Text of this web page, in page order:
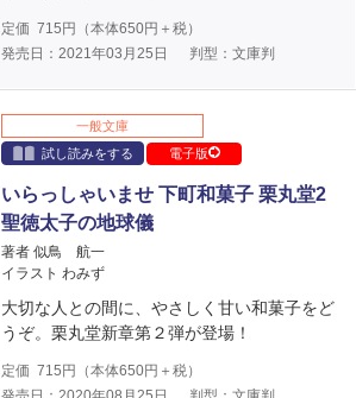
定価 715 円（本体650円＋税）
発売日：2021年03月25日
判型：文庫判
一般文庫
試し読みをする
電子版
いらっしゃいませ 下町和菓子 栗丸堂2
聖徳太子の地球儀
著者 似鳥 航一
イラスト わみず
大切な人との間に、やさしく甘い和菓子をど
うぞ。栗丸堂新章第２弾が登場！
定価 715 円（本体650円＋税）